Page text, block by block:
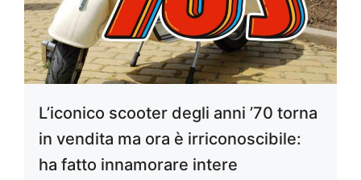
L’iconico scooter degli anni ’70 torna
in vendita ma ora è irriconoscibile:
ha fatto innamorare intere